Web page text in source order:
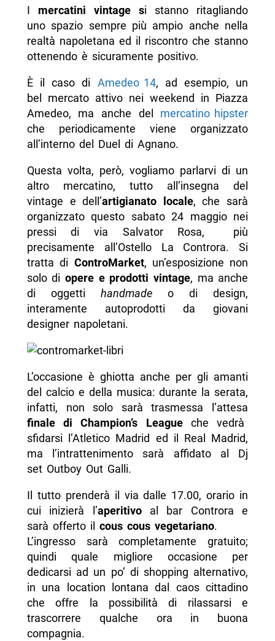
I mercatini vintage si stanno ritagliando
uno spazio sempre più ampio anche nella
realtà napoletana ed il riscontro che stanno
ottenendo è sicuramente positivo.
È il caso di Amedeo 14, ad esempio, un
bel mercato attivo nei weekend in Piazza
Amedeo, ma anche del mercatino hipster
che periodicamente viene organizzato
all’interno del Duel di Agnano.
Questa volta, però, vogliamo parlarvi di un
altro mercatino, tutto all’insegna del
vintage e dell’artigianato locale, che sarà
organizzato questo sabato 24 maggio nei
pressi di via Salvator Rosa, più
precisamente all’Ostello La Controra. Si
tratta di ControMarket, un’esposizione non
solo diopere e prodotti vintage, ma anche
di oggetti handmadeo di design,
interamente autoprodotti da giovani
designer napoletani.
L’occasione è ghiotta anche per gli amanti
del calcio e della musica: durante la serata,
infatti, non solo sarà trasmessa l’attesa
finale di Champion’s Leagueche vedrà
sfidarsi l’Atletico Madrid ed il Real Madrid,
ma l’intrattenimento sarà affidato al Dj
set Outboy Out Galli.
Il tutto prenderà il via dalle 17.00, orario in
cui inizierà l’aperitivoal bar Controra e
sarà offerto il cous cous vegetariano.
L’ingresso sarà completamente gratuito;
quindi quale migliore occasione per
dedicarsi ad un po’ di shopping alternativo,
in una location lontana dal caos cittadino
che offre la possibilità di rilassarsi e
trascorrere qualche ora in buona
compagnia.